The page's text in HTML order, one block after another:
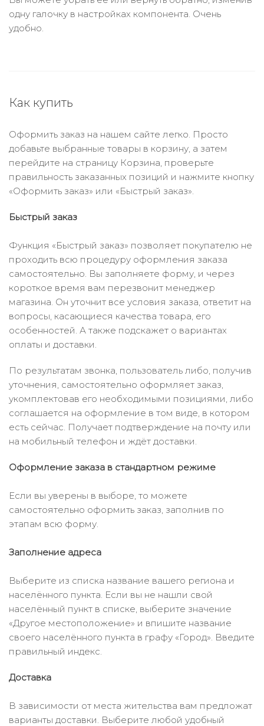
одну галочку в настройках компонента. Очень
удобно.
Как купить
Оформить заказ на нашем сайте легко. Просто
добавьте выбранные товары в корзину, а затем
перейдите на страницу Корзина, проверьте
правильность заказанных позиций и нажмите кнопку
«Оформить заказ» или «Быстрый заказ».
Быстрый заказ
Функция «Быстрый заказ» позволяет покупателю не
проходить всю процедуру оформления заказа
самостоятельно. Вы заполняете форму, и через
короткое время вам перезвонит менеджер
магазина. Он уточнит все условия заказа, ответит на
вопросы, касающиеся качества товара, его
особенностей. А также подскажет о вариантах
оплаты и доставки.
По результатам звонка, пользователь либо, получив
уточнения, самостоятельно оформляет заказ,
укомплектовав его необходимыми позициями, либо
соглашается на оформление в том виде, в котором
есть сейчас. Получает подтверждение на почту или
на мобильный телефон и ждёт доставки.
Оформление заказа в стандартном режиме
Если вы уверены в выборе, то можете
самостоятельно оформить заказ, заполнив по
этапам всю форму.
Заполнение адреса
Выберите из списка название вашего региона и
населённого пункта. Если вы не нашли свой
населённый пункт в списке, выберите значение
«Другое местоположение» и впишите название
своего населённого пункта в графу «Город». Введите
правильный индекс.
Доставка
В зависимости от места жительства вам предложат
варианты доставки. Выберите любой удобный